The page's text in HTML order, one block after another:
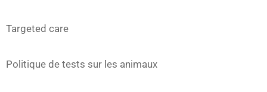
Targeted care
Politique de tests sur les animaux